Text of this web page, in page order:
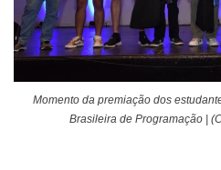
Momento da premiação dos
Brasileira de Programação |